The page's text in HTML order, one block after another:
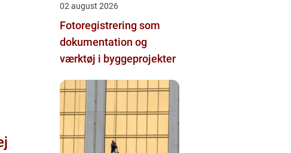
02 august 2026
Fotoregistrering som
dokumentation og
værktøj i byggeprojekter